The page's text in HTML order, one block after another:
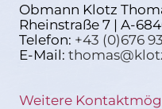
Obmann Klotz
Rheinstraße 7 | A-
Telefon: +43 (0)676
E-Mail:
Weitere